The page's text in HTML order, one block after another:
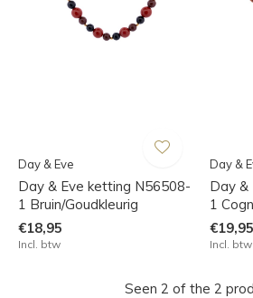
Day & Eve
Day & Eve ketting N56508-
1 Bruin/Goudkleurig
€18,95
Incl. btw
Day &
Day &
1
€19,95
Incl. btw
Seen 2 of the 2